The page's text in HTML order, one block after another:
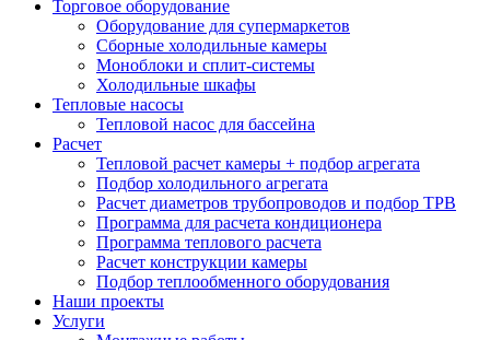
Торговое оборудование
Оборудование для супермаркетов
Сборные холодильные камеры
Моноблоки и сплит-системы
Холодильные шкафы
Тепловые насосы
Тепловой насос для бассейна
Расчет
Тепловой расчет камеры + подбор агрегата
Подбор холодильного агрегата
Расчет диаметров трубопроводов и подбор ТРВ
Программа для расчета кондиционера
Программа теплового расчета
Расчет конструкции камеры
Подбор теплообменного оборудования
Наши проекты
Услуги